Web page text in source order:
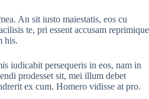
An sit iusto maiestatis, eos cu
te, pri essent accusam reprimique
his.
iudicabit persequeris in eos, nam in
prodesset sit, mei illum debet
ex cum. Homero vidisse at pro.